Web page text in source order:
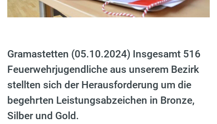
Gramastetten (05.10.2024) Insgesamt 516
Feuerwehrjugendliche aus unserem Bezirk
stellten sich der Herausforderung um die
begehrten Leistungsabzeichen in Bronze,
Silber und Gold.